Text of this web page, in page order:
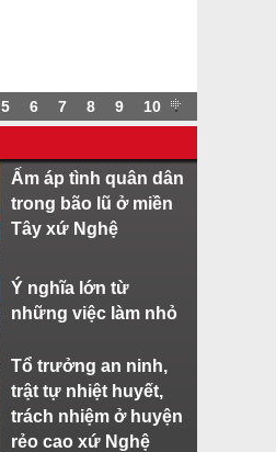
5 6 7 8 9 10 .
Ấm áp tình quân dân
trong bão lũ ở miền
Tây xứ Nghệ
Ý nghĩa lớn từ
những việc làm nhỏ
Tổ trưởng an ninh,
trật tự nhiệt huyết,
trách nhiệm ở huyện
rẻo cao xứ Nghệ